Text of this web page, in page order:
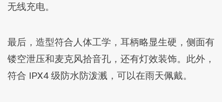
无线充电。
最后，造型符合人体工学，耳柄略显生硬，侧面有
镂空泄压和麦克风拾音孔，还有灯效装饰。此外，
符合 IPX4 级防水防泼溅，可以在雨天佩戴。